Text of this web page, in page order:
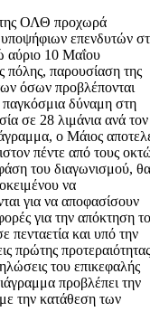
της ΟΛΘ προχωρά
επενδυτών
αύριο 10 Μαΐου
πόλης, παρουσίαση της
όσων προβλέπονται
δύναμη στη
σε 28 λιμάνια ανά τον
ο Μάιος
πέντε από τους
του διαγωνισμού,
να
για να αποφασίσουν
για την απόκτηση
και υπό την
πρώτης
του επικεφαλής
προβλέπει την
την κατάθεση των